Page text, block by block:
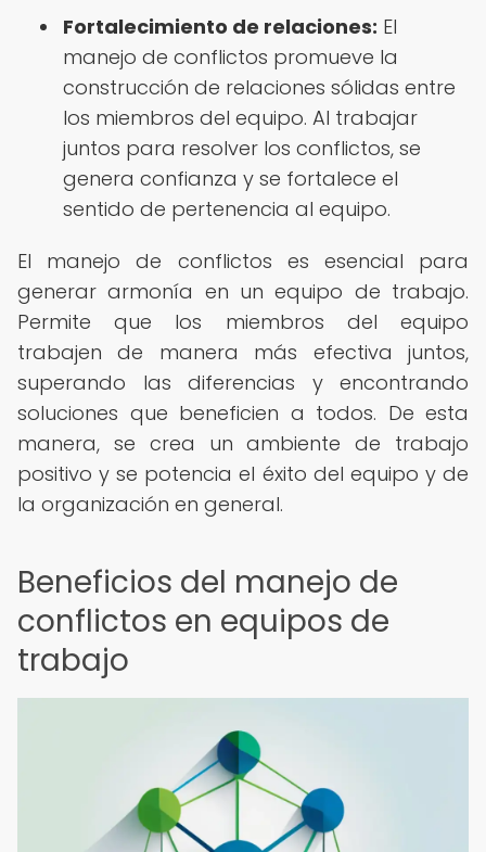
Fortalecimiento de relaciones: El
manejo de conflictos promueve la
construcción de relaciones sólidas entre
los miembros del equipo. Al trabajar
juntos para resolver los conflictos, se
genera confianza y se fortalece el
sentido de pertenencia al equipo.
El manejo de conflictos es esencial para
generar armonía en un equipo de trabajo.
Permite que los miembros del equipo
trabajen de manera más efectiva juntos,
superando las diferencias y encontrando
soluciones que beneficien a todos. De esta
manera, se crea un ambiente de trabajo
positivo y se potencia el éxito del equipo y de
la organización en general.
Beneficios del manejo de
conflictos en equipos de
trabajo